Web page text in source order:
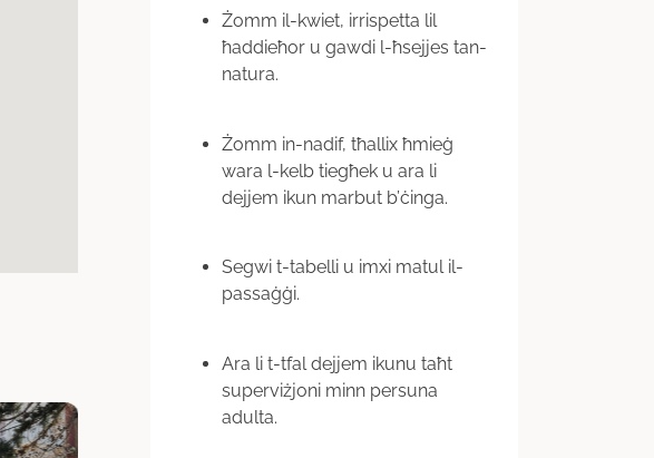
Żomm il-kwiet, irrispetta lil
ħaddieħor u gawdi l-ħsejjes tan-
natura.
Żomm in-nadif, tħallix ħmieġ
wara l-kelb tiegħek u ara li
dejjem ikun marbut b’ċinga.
Segwi t-tabelli u imxi matul il-
passaġġi.
Ara li t-tfal dejjem ikunu taħt
superviżjoni minn persuna
adulta.